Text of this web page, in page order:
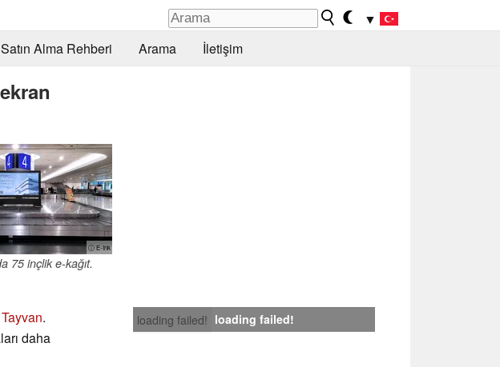
▼
Satın Alma Rehberi Arama İletişim
ⓘ E-Ink
75 inçlik e-kağıt.
loading failed! loading failed!
Tayvan.
daha